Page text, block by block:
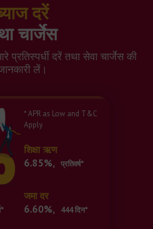
दरें
चार्जेस
प्रतिस्पर्धी दरें तथा सेवा चार्जेस की
लें।
शिक्षा ऋण
6.85%, प्रतिवर्ष*
जमा दर
6.60%, 444 दिन*
* APR as Low and T&C
Apply